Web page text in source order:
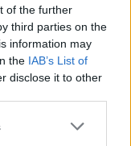
of the further
third parties on the
information may
the IAB’s List of
disclose it to other
Altro